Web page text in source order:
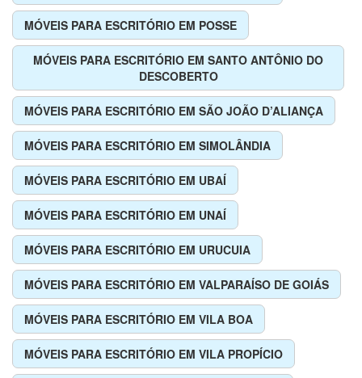
MÓVEIS PARA ESCRITÓRIO EM POSSE
MÓVEIS PARA ESCRITÓRIO EM SANTO ANTÔNIO DO
DESCOBERTO
MÓVEIS PARA ESCRITÓRIO EM SÃO JOÃO D’ALIANÇA
MÓVEIS PARA ESCRITÓRIO EM SIMOLÂNDIA
MÓVEIS PARA ESCRITÓRIO EM UBAÍ
MÓVEIS PARA ESCRITÓRIO EM UNAÍ
MÓVEIS PARA ESCRITÓRIO EM URUCUIA
MÓVEIS PARA ESCRITÓRIO EM VALPARAÍSO DE GOIÁS
MÓVEIS PARA ESCRITÓRIO EM VILA BOA
MÓVEIS PARA ESCRITÓRIO EM VILA PROPÍCIO